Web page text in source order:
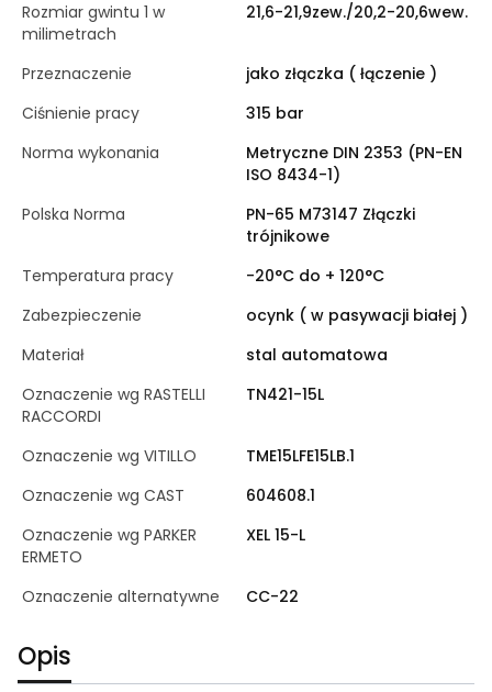
Rozmiar gwintu 1 w
milimetrach
21,6-21,9zew./20,2-20,6wew.
Przeznaczenie
jako złączka ( łączenie )
Ciśnienie pracy
315 bar
Norma wykonania
Metryczne DIN 2353 (PN-EN
ISO 8434-1)
Polska Norma
PN-65 M73147 Złączki
trójnikowe
Temperatura pracy
-20°C do + 120°C
Zabezpieczenie
ocynk ( w pasywacji białej )
Materiał
stal automatowa
Oznaczenie wg RASTELLI
RACCORDI
TN421-15L
Oznaczenie wg VITILLO
TME15LFE15LB.1
Oznaczenie wg CAST
604608.1
Oznaczenie wg PARKER
ERMETO
XEL 15-L
Oznaczenie alternatywne CC-22
Opis